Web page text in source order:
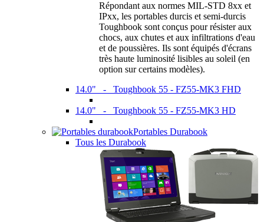
Répondant aux normes MIL-STD 8xx et
IPxx, les portables durcis et semi-durcis
Toughbook sont conçus pour résister aux
chocs, aux chutes et aux infiltrations d'eau
et de poussières. Ils sont équipés d'écrans
très haute luminosité lisibles au soleil (en
option sur certains modèles).
14.0" - Toughbook 55 - FZ55-MK3 FHD
14.0" - Toughbook 55 - FZ55-MK3 HD
Portables Durabook
Tous les Durabook